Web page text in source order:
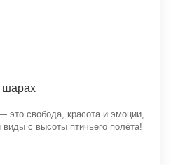
шарах
свобода, красота и эмоции,
с высоты птичьего полёта!